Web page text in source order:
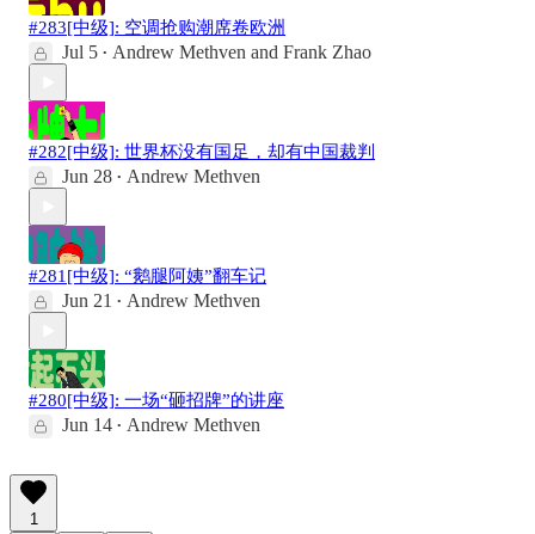
#283[中级]: 空调抢购潮席卷欧洲
Jul 5 • Andrew Methven and Frank Zhao
#282[中级]: 世界杯没有国足，却有中国裁判
Jun 28 • Andrew Methven
#281[中级]: “鹅腿阿姨”翻车记
Jun 21 • Andrew Methven
#280[中级]: 一场“砸招牌”的讲座
Jun 14 • Andrew Methven
1